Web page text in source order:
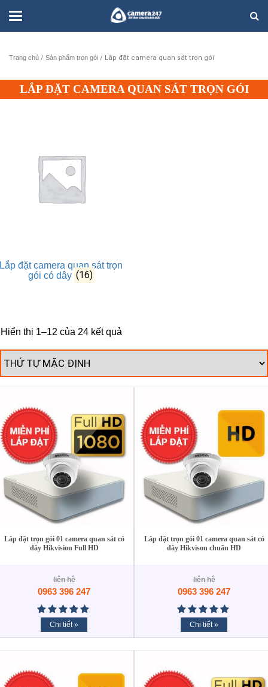
Trang chủ / Sản phẩm trọn gói / Lắp đặt camera quan sát trọn gói
LẮP ĐẶT CAMERA QUAN SÁT TRỌN GÓI
Lắp đặt camera quan sát trọn
gói có dây (16)
Hiển thị 1–12 của 24 kết quả
Lắp đặt trọn gói 01 camera quan sát có
dây Hikvision Full HD
liên hệ
0963 396 247
Chi tiết »
Lắp đặt trọn gói 01 camera quan sát có
dây Hikvison chuẩn HD
liên hệ
0963 396 247
Chi tiết »